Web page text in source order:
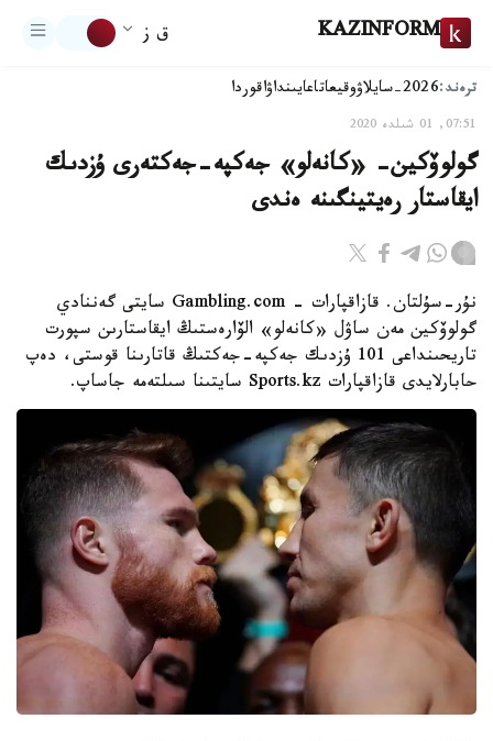
KAZINFORM ق ز
ترەند:2026-سايلاۋ وقيعاتاعايىنداۋاقوردا
07:51, 01 شىلدە 2020
گولوۆكين- «كانەلو» جەكپە-جەكتەرى ۇزدىك
ايقاستار رەيتينگىنە ەندى
نۇر-سۇلتان. قازاقپارات - Gambling.com سايتى گەننادي
گولوۆكين مەن ساۋل «كانەلو» الۆارەستىڭ ايقاستارىن سپورت
تاريحىنداعى 101 ۇزدىك جەكپە-جەكتىڭ قاتارىنا قوستى، دەپ
حابارلايدى قازاقپارات Sports.kz سايتىنا سىلتەمە جاساپ.